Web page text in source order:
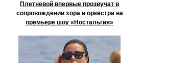
Плетневой впервые прозвучат в
сопровождении хора и оркестра на
премьере шоу «Ностальгия»